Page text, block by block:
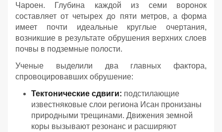
Чароен. Глубина каждой из семи воронок
составляет от четырех до пяти метров, а форма
имеет почти идеальные круглые очертания,
возникшие в результате обрушения верхних слоев
почвы в подземные полости.
Ученые выделили два главных фактора,
спровоцировавших обрушение:
Тектонические сдвиги: подстилающие
известняковые слои региона Исан пронизаны
природными трещинами. Движения земной
коры вызывают резонанс и расширяют